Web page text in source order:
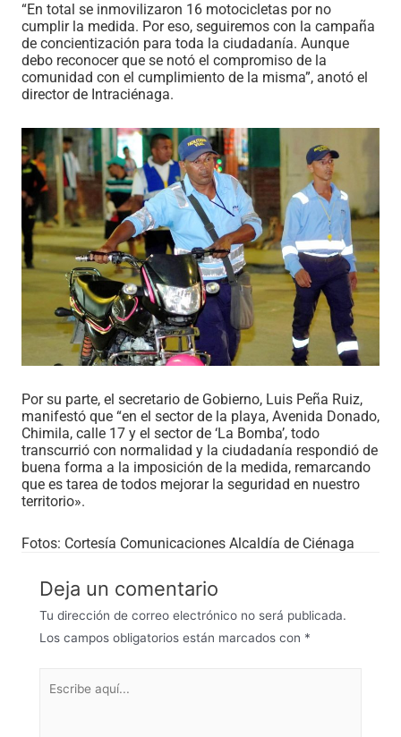
“En total se inmovilizaron 16 motocicletas por no
cumplir la medida. Por eso, seguiremos con la campaña
de concientización para toda la ciudadanía. Aunque
debo reconocer que se notó el compromiso de la
comunidad con el cumplimiento de la misma”, anotó el
director de Intraciénaga.
Por su parte, el secretario de Gobierno, Luis Peña Ruiz,
manifestó que “en el sector de la playa, Avenida Donado,
Chimila, calle 17 y el sector de ‘La Bomba’, todo
transcurrió con normalidad y la ciudadanía respondió de
buena forma a la imposición de la medida, remarcando
que es tarea de todos mejorar la seguridad en nuestro
territorio».
Fotos: Cortesía Comunicaciones Alcaldía de Ciénaga
Deja un comentario
Tu dirección de correo electrónico no será publicada.
Los campos obligatorios están marcados con *